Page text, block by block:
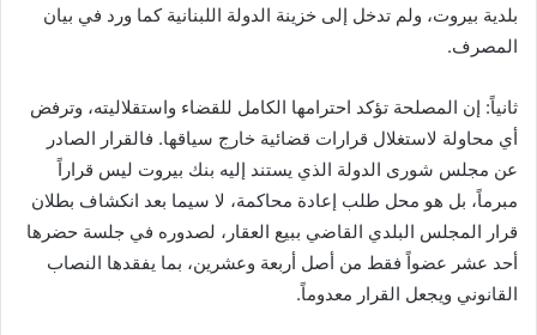
بلدية بيروت، ولم تدخل إلى خزينة الدولة اللبنانية كما ورد في بيان
المصرف.
ثانياً: إن المصلحة تؤكد احترامها الكامل للقضاء واستقلاليته، وترفض
أي محاولة لاستغلال قرارات قضائية خارج سياقها. فالقرار الصادر
عن مجلس شورى الدولة الذي يستند إليه بنك بيروت ليس قراراً
مبرماً، بل هو محل طلب إعادة محاكمة، لا سيما بعد انكشاف بطلان
قرار المجلس البلدي القاضي ببيع العقار، لصدوره في جلسة حضرها
أحد عشر عضواً فقط من أصل أربعة وعشرين، بما يفقدها النصاب
القانوني ويجعل القرار معدوماً.